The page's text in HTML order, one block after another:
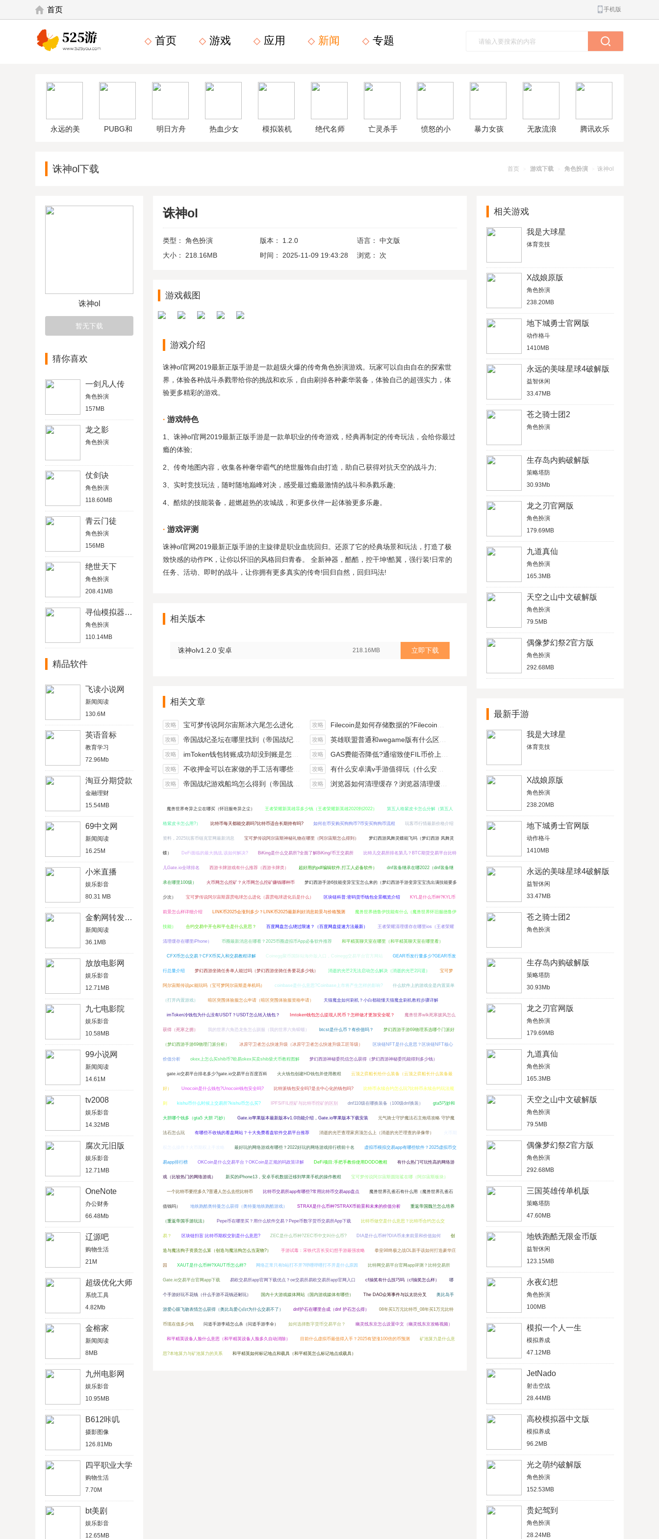
首页 手机版
首页 游戏 应用 新闻 专题
永远的美
解版
PUBG和 明日方舟 热血少女 模拟装机 绝代名师 亡灵杀手 愤怒的小 暴力女孩 无敌流浪 腾讯欢乐
版
首页 > 游戏下载 > 角色扮演 > 诛神ol
诛神ol下载
诛神ol
暂无下载
猜你喜欢
一剑凡人传
角色扮演
157MB
龙之影
角色扮演
仗剑诀
角色扮演
118.60MB
青云门徒
角色扮演
156MB
绝世天下
角色扮演
208.41MB
寻仙模拟器无限仙玉破解版
角色扮演
110.14MB
精品软件
飞读小说网
新闻阅读
130.6M
英语音标
教育学习
72.96Mb
淘豆分期贷款
金融理财
15.54MB
69中文网
新闻阅读
16.25M
小米直播
娱乐影音
80.31 MB
金豹网转发文章赚钱软件
新闻阅读
36.1MB
放放电影网
娱乐影音
12.71MB
九七电影院
娱乐影音
10.58MB
99小说网
新闻阅读
14.61M
tv2008
娱乐影音
14.32MB
腐次元旧版
娱乐影音
12.71MB
OneNote
办公财务
66.48Mb
辽源吧
购物生活
21M
超级优化大师
系统工具
4.82Mb
金榕家
新闻阅读
8MB
九州电影网
娱乐影音
10.95MB
B612咔叽
摄影图像
126.81Mb
四平职业大学
购物生活
7.70M
bt美剧
娱乐影音
12.65MB
诛神ol
类型： 角色扮演 版本： 1.2.0 语言：
中文版
大小：
218.16MB 时间： 2025-11-09 19:43:28 浏览： 次
游戏截图
游戏介绍
诛神ol官网2019最新正版手游是一款超级火爆的传奇角色扮演游戏。玩家可以自由自在的探索世
界，体验各种战斗杀戮带给你的挑战和欢乐，自由刷掉各种豪华装备，体验自己的超强实力，体
验更多精彩的游戏。
游戏特色
1、诛神ol官网2019最新正版手游是一款单职业的传奇游戏，经典再制定的传奇玩法，会给你最过
瘾的体验;
2、传奇地图内容，收集各种奢华霸气的绝世服饰自由打造，助自己获得对抗天空的战斗力;
3、实时竞技玩法，随时随地巅峰对决，感受最过瘾最激情的战斗和杀戮乐趣;
4、酷炫的技能装备，超燃超热的攻城战，和更多伙伴一起体验更多乐趣。
游戏评测
诛神ol官网2019最新正版手游的主旋律是职业血统回归。还原了它的经典场景和玩法，打造了极
致快感的动作PK，让你以怀旧的风格回归青春。 全新神器，酷酷，控干坤!酷翼，强行装!日常的
任务、活动、即时的战斗，让你拥有更多真实的传奇!回归自然，回归玛法!
相关版本
诛神olv1.2.0 安卓 218.16MB 立即下载
相关文章
攻略 宝可梦传说阿尔宙斯冰六尾怎么进化（宝可梦冰六尾怎么得） 攻略 Filecoin是如何存储数据的?Filecoin的价值体现和未来前景分析
攻略 帝国战纪圣坛在哪里找到（帝国战纪游戏攻略） 攻略 英雄联盟普通和wegame版有什么区别（英雄联盟wegame版和英雄联盟）
攻略 imToken钱包转账成功却没到账是怎么回事? 攻略 GAS费能否降低?通缩致使FIL币价上涨,近看1000U
攻略 不收押金可以在家做的手工活有哪些？四个可以操作的小项目真是可靠 攻略 有什么安卓满v手游值得玩（什么安卓手游好玩）
攻略 帝国战纪游戏船坞怎么得到（帝国战纪战役攻略） 攻略 浏览器如何清理缓存？浏览器清理缓存快捷键
魔兽世界奇异之尘在哪买（怀旧服奇异之尘） 王者荣耀新英雄暃多少钱（王者荣耀新英雄2020到2022） 第五人格紫皮卡怎么分解（第五人
格紫皮卡怎么用?） 比特币每天都能交易吗?比特币适合长期持有吗? 如何在币安购买狗狗币?币安买狗狗币流程 玩客币行情最新价格介绍
资料，2025玩客币链克官网最新消息 宝可梦传说阿尔宙斯神秘礼物在哪里（阿尔宙斯怎么得到） 梦幻西游凤舞灵蝶能飞吗（梦幻西游 凤舞灵
蝶） DeFi面临的最大挑战,该如何解决? BiKing是什么交易所?全面了解BiKing/币王交易所 比特儿交易所排名第几？BTC期货交易平台比特
儿Gate.io全球排名 西游卡牌游戏有什么推荐（西游卡牌类） 超好用的pdf编辑软件,打工人必备软件） dnf装备继承在哪2022（dnf装备继
承在哪里100级） 火币网怎么挖矿？火币网怎么挖矿赚钱哪种币 梦幻西游手游6技能变异宝宝怎么来的（梦幻西游手游变异宝宝洗出满技能要多
少次） 宝可梦传说阿尔宙斯霹雳电球怎么进化（霹雳电球进化后是什么） 区块链科普:密码货币钱包全景概览介绍 KYL是什么币种?KYL币
前景怎么样详细介绍 LINK币2025会涨到多少？LINK币2025最新利好消息前景与价格预测 魔兽世界德鲁伊技能有什么（魔兽世界怀旧服德鲁伊
技能） 合约交易中开仓和平仓是什么意思？ 百度网盘怎么绕过限速？（百度网盘提速方法最新） 王者荣耀清理缓存在哪里ios（王者荣耀
清理缓存在哪里iPhone） 币圈最新消息在哪看？2025币圈虚拟币App必备软件推荐 和平精英聊天室在哪里（和平精英聊天室在哪里看）
CFX币怎么交易？CFX币买入和交易教程详解 Coinegg聚币国际站海外版入口，Coinegg交易平台官方网站 GEAR币发行量多少?GEAR币发
行总量介绍 梦幻西游坐骑任务单人能过吗（梦幻西游坐骑任务要花多少钱） 消逝的光芒2无法启动怎么解决（消逝的光芒2闪退） 宝可梦
阿尔宙斯传说pc能玩吗（宝可梦阿尔宙斯是单机吗） coinbase是什么意思?Coinbase上市将产生怎样的影响? 什么软件上的游戏全是内置菜单
（打开内置游戏） 暗区突围体验服怎么申请（暗区突围体验服资格申请） 天猫魔盒如何刷机？小白都能懂天猫魔盒刷机教程步骤详解
imToken冷钱包为什么没有USDT？USDT怎么转入钱包？ Imtoken钱包怎么提现人民币？怎样做才更加安全呢？ 魔兽世界wlk死寒披风怎么
获得（死寒之拥） 我的世界六角恐龙鱼怎么驯服（我的世界六角蝾螈） btcst是什么币？有价值吗？ 梦幻西游手游69物理系选哪个门派好
（梦幻西游手游69物理门派分析） 冰原守卫者怎么快速升级（冰原守卫者怎么快速升级工匠等级） 区块链NFT是什么意思？区块链NFT核心
价值分析 okex上怎么买shib币?欧易okex买卖shib柴犬币教程图解 梦幻西游神秘委托信怎么获得（梦幻西游神秘委托能得到多少钱）
gate.io交易平台排名多少?gate.io交易平台百度百科 火火钱包创建HD钱包并使用教程 云顶之弈船长给什么装备（云顶之弈船长什么装备最
好） Unocoin是什么钱包?Unocoin钱包安全吗? 比特派钱包安全吗?是去中心化的钱包吗? 比特币永续合约怎么玩?比特币永续合约玩法规
则 kishu币什么时候上交易所?kishu币怎么买? IPFS/FIL挖矿与比特币挖矿的区别 dnf110级在哪换装备（100级dnf换装） gta5巧妙和
大胆哪个钱多（gta5 大胆 巧妙） Gate.io苹果版本最新版本v1.0功能介绍，Gate.io苹果版本下载安装 元气骑士守护魔法石主炮塔攻略 守护魔
法石怎么玩 有哪些不收钱的看盘网站？十大免费看盘软件交易平台推荐 消逝的光芒查理家房顶怎么上（消逝的光芒理查的录像带） 火币期
权怎么操作？火币期权上手攻略 最好玩的网络游戏有哪些？2022好玩的网络游戏排行榜前十名 虚拟币模拟交易app有哪些软件？2025虚拟币交
易app排行榜 OKCoin是什么交易平台？OKCoin是正规的吗政策详解 DeFi项目:手把手教你使用DODO教程 有什么热门可玩性高的网络游
戏（比较热门的网络游戏） 新买的iPhone13，安卓手机数据迁移到苹果手机的操作教程 宝可梦传说阿尔宙斯圆陆鲨在哪（阿尔宙斯板块）
一个比特币要挖多久?普通人怎么去挖比特币 比特币交易所app有哪些?常用比特币交易app盘点 魔兽世界孔雀石有什么用（魔兽世界孔雀石
值钱吗） 地铁跑酷奥特曼怎么获得（奥特曼地铁跑酷游戏） STRAX是什么币种?STRAX币前景和未来的价值分析 重返帝国魏兰怎么培养
（重返帝国手游玩法） Pepe币在哪里买？用什么软件交易？Pepe币数字货币交易所App下载 比特币做空是什么意思？比特币合约怎么交
易？ 区块链扫盲:比特币期权交割是什么意思? ZEC是什么币种?ZEC币中文叫什么币? DIA是什么币种?DIA币未来前景和价值如何 创
造与魔法狗子资质怎么算（创造与魔法狗怎么当宠物?） 手游试毒：宋铁代言长安幻想手游最强攻略 拳皇98终极之战OL新手该如何打造豪华庄
园 XAUT是什么币种?XAUT币怎么样? 网络正常只有b站打不开?哔哩哔哩打不开是什么原因 比特网交易平台官网app评测？比特交易所
Gate.io交易平台官网app下载 易欧交易所app官网下载优点？oe交易所易欧交易所app官网入口 cf抽奖有什么技巧吗（cf抽奖怎么样） 哪
个手游好玩不花钱（什么手游不花钱还耐玩） 国内十大游戏媒体网站（国内游戏媒体有哪些） The DAO众筹事件与以太坊分叉 奥比岛手
游爱心眼飞吻表情怎么获得（奥比岛爱心白t为什么交易不了） dnf护石在哪里合成（dnf 护石怎么得） 08年买1万元比特币_08年买1万元比特
币现在值多少钱 问道手游李靖怎么杀（问道手游李伞） 如何选择数字货币交易平台？ 幽灵线东京怎么设置中文（幽灵线东京攻略视频）
和平精英设备人脸什么意思（和平精英设备人脸多久自动消除） 目前什么虚拟币最值得入手？2025有望涨100倍的币预测 矿池算力是什么意
思?本地算力与矿池算力的关系 和平精英如何标记地点和载具（和平精英怎么标记地点或载具）
相关游戏
我是大球星
体育竞技
X战娘原版
角色扮演
238.20MB
地下城勇士官网版
动作格斗
1410MB
永远的美味星球4破解版
益智休闲
33.47MB
苍之骑士团2
角色扮演
生存岛内购破解版
策略塔防
30.93Mb
龙之刃官网版
角色扮演
179.69MB
九道真仙
角色扮演
165.3MB
天空之山中文破解版
角色扮演
79.5MB
偶像梦幻祭2官方版
角色扮演
292.68MB
最新手游
我是大球星
体育竞技
X战娘原版
角色扮演
238.20MB
地下城勇士官网版
动作格斗
1410MB
永远的美味星球4破解版
益智休闲
33.47MB
苍之骑士团2
角色扮演
生存岛内购破解版
策略塔防
30.93Mb
龙之刃官网版
角色扮演
179.69MB
九道真仙
角色扮演
165.3MB
天空之山中文破解版
角色扮演
79.5MB
偶像梦幻祭2官方版
角色扮演
292.68MB
三国英雄传单机版
策略塔防
47.60MB
地铁跑酷无限金币版
益智休闲
123.15MB
永夜幻想
角色扮演
100MB
模拟一个人一生
模拟养成
47.12MB
JetNado
射击空战
28.44MB
高校模拟器中文版
模拟养成
96.2MB
光之萌约破解版
角色扮演
152.53MB
贵妃驾到
角色扮演
28.24MB